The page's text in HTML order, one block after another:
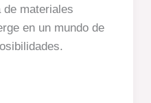
de materiales
en un mundo de